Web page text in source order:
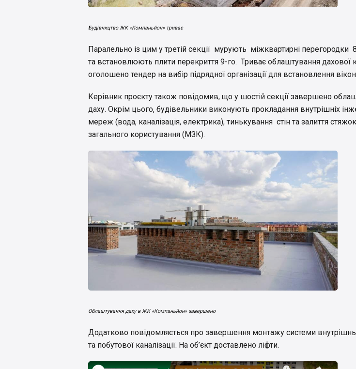
Будівництво ЖК «Компаньйон» триває
Паралельно із цим у третій секції мурують міжквартирні перегородки
та встановлюють плити перекриття 9-го. Триває облаштування дахової
оголошено тендер на вибір підрядної організації для встановлення
Керівник проєкту також повідомив, що у шостій секції завершено
даху. Окрім цього, будівельники виконують прокладання внутрішніх
мереж (вода, каналізація, електрика), тинькування стін та залиття
загального користування (МЗК).
Облаштування даху в ЖК «Компаньйон» завершено
Додатково повідомляється про завершення монтажу системи
та побутової каналізації. На об’єкт доставлено ліфти.